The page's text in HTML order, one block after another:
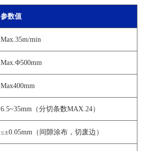
参数值
Max.35m/min
Max.Φ500mm
Max400mm
6.5~35mm（分切条数MAX.24）
≤±0.05mm（间隙涂布，切废边）